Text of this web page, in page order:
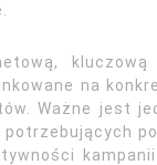
na
Ważne jest